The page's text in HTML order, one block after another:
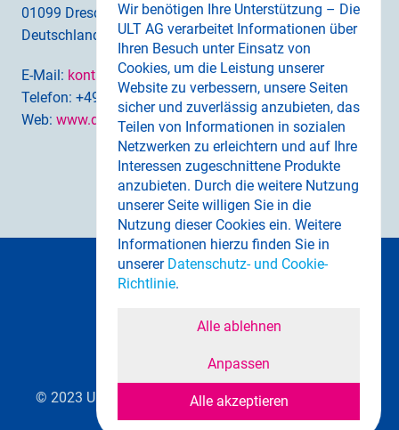
01099 Dresden
Deutschland
E-Mail: kontakt@digitalwert.de
Telefon: +49 351 417 54 800
Web: www.digitalwert.de
Cookie-Einstellungen
Datenschutz
© 2023 ULT AG
Wir benötigen Ihre Unterstützung – Die
ULT AG verarbeitet Informationen über
Ihren Besuch unter Einsatz von
Cookies, um die Leistung unserer
Website zu verbessern, unsere Seiten
sicher und zuverlässig anzubieten, das
Teilen von Informationen in sozialen
Netzwerken zu erleichtern und auf Ihre
Interessen zugeschnittene Produkte
anzubieten. Durch die weitere Nutzung
unserer Seite willigen Sie in die
Nutzung dieser Cookies ein. Weitere
Informationen hierzu finden Sie in
unserer Datenschutz- und Cookie-
Richtlinie.